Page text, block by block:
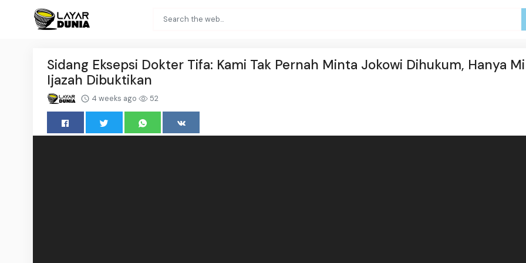
Sidang Eksepsi Dokter Tifa: Kami Tak Pernah Minta Jokowi Dihukum, Hanya
Ijazah Dibuktikan
4 weeks ago 52